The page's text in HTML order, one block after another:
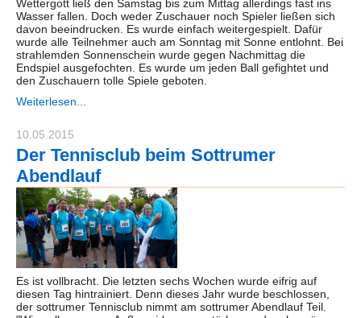
Wettergott ließ den Samstag bis zum Mittag allerdings fast ins
Wasser fallen. Doch weder Zuschauer noch Spieler ließen sich
davon beeindrucken. Es wurde einfach weitergespielt. Dafür
wurde alle Teilnehmer auch am Sonntag mit Sonne entlohnt. Bei
strahlemden Sonnenschein wurde gegen Nachmittag die
Endspiel ausgefochten. Es wurde um jeden Ball gefightet und
den Zuschauern tolle Spiele geboten.
Weiterlesen...
10.05.2015
Der Tennisclub beim Sottrumer
Abendlauf
Es ist vollbracht. Die letzten sechs Wochen wurde eifrig auf
diesen Tag hintrainiert. Denn dieses Jahr wurde beschlossen,
der sottrumer Tennisclub nimmt am sottrumer Abendlauf Teil.